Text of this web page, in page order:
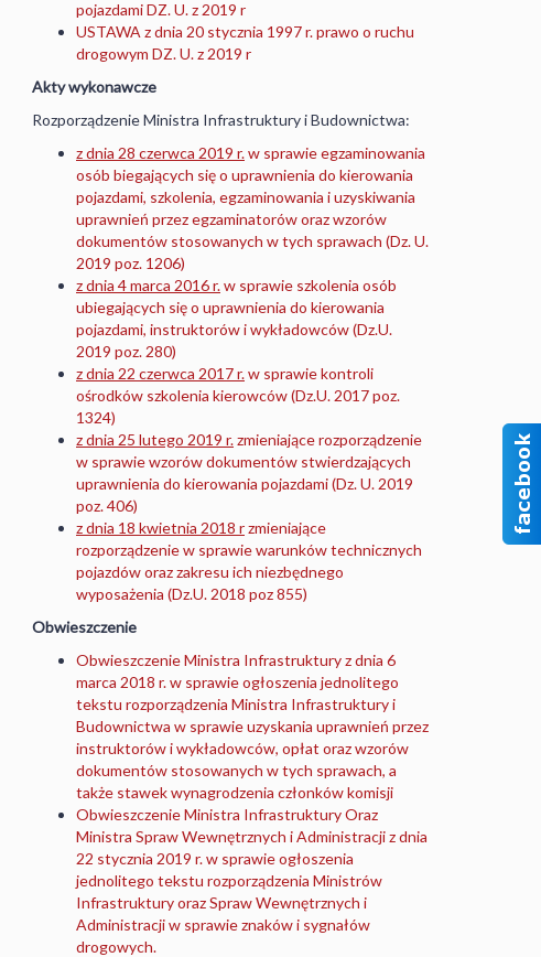
pojazdami DZ. U. z 2019 r
USTAWA z dnia 20 stycznia 1997 r. prawo o ruchu
drogowym DZ. U. z 2019 r
Akty wykonawcze
Rozporządzenie Ministra Infrastruktury i Budownictwa:
z dnia 28 czerwca 2019 r.w sprawie egzaminowania
osób biegających się o uprawnienia do kierowania
pojazdami, szkolenia, egzaminowania i uzyskiwania
uprawnień przez egzaminatorów oraz wzorów
dokumentów stosowanych w tych sprawach (Dz. U.
2019 poz. 1206)
z dnia 4 marca 2016 r.w sprawie szkolenia osób
ubiegających się o uprawnienia do kierowania
pojazdami, instruktorów i wykładowców (Dz.U.
2019 poz. 280)
z dnia 22 czerwca 2017 r.w sprawie kontroli
ośrodków szkolenia kierowców (Dz.U. 2017 poz.
1324)
z dnia 25 lutego 2019 r.zmieniające rozporządzenie
w sprawie wzorów dokumentów stwierdzających
uprawnienia do kierowania pojazdami (Dz. U. 2019
poz. 406)
z dnia 18 kwietnia 2018 rzmieniające
rozporządzenie w sprawie warunków technicznych
pojazdów oraz zakresu ich niezbędnego
wyposażenia (Dz.U. 2018 poz 855)
Obwieszczenie
Obwieszczenie Ministra Infrastruktury z dnia 6
marca 2018 r. w sprawie ogłoszenia jednolitego
tekstu rozporządzenia Ministra Infrastruktury i
Budownictwa w sprawie uzyskania uprawnień przez
instruktorów i wykładowców, opłat oraz wzorów
dokumentów stosowanych w tych sprawach, a
także stawek wynagrodzenia członków komisji
Obwieszczenie Ministra Infrastruktury Oraz
Ministra Spraw Wewnętrznych i Administracji z dnia
22 stycznia 2019 r. w sprawie ogłoszenia
jednolitego tekstu rozporządzenia Ministrów
Infrastruktury oraz Spraw Wewnętrznych i
Administracji w sprawie znaków i sygnałów
drogowych.